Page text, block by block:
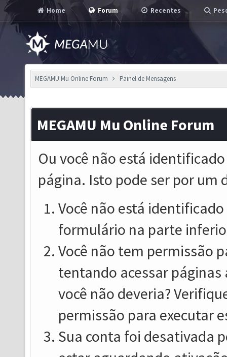
Home Forum Recentes
MEGAMU Mu Online Forum Painel de Mensagens
MEGAMU Mu Online Forum
Ou você não está
página. Isto pode ser por um
Você não está
formulário na parte
Você não tem permissão
tentando acessar
você não deveria?
permissão para executar
Sua conta foi desativada